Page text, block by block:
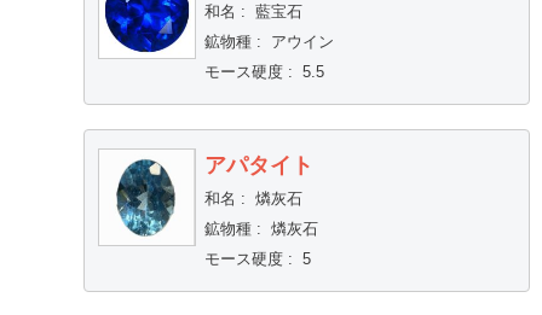
和名 : 藍宝石
鉱物種:
アウイン
モース硬度: 5.5
アパタイト
和名 : 燐灰石
鉱物種: 燐灰石
モース硬度: 5